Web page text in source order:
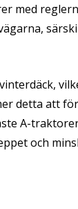
med
detta att
A-
och